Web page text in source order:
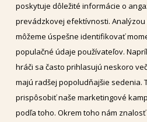
poskytuje dôležité informácie o
prevádzkovej efektívnosti.
môžeme úspešne identifikovať
populačné údaje používateľov.
hráči sa často prihlasujú neskoro
majú radšej popoludňajšie sedenia.
prispôsobiť naše marketingové
podľa toho. Okrem toho nám